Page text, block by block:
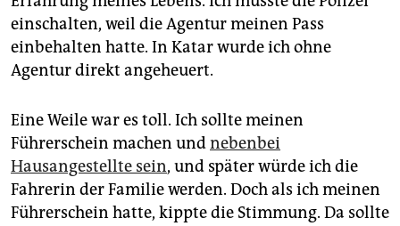
einschalten, weil die Agentur meinen Pass
einbehalten hatte. In Katar wurde ich ohne
Agentur direkt angeheuert.
Eine Weile war es toll. Ich sollte meinen
Führerschein machen undnebenbei
Hausangestellte sein, und später würde ich die
Fahrerin der Familie werden. Doch als ich meinen
Führerschein hatte, kippte die Stimmung. Da sollte